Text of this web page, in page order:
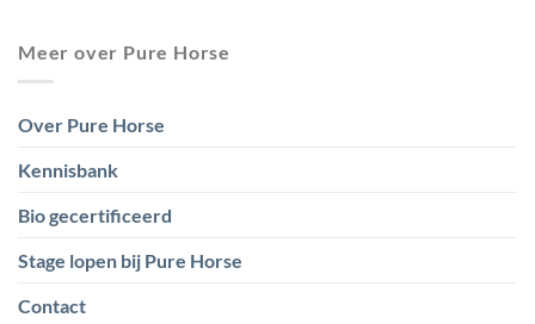
Meer over Pure Horse
Over Pure Horse
Kennisbank
Bio gecertificeerd
Stage lopen bij Pure Horse
Contact